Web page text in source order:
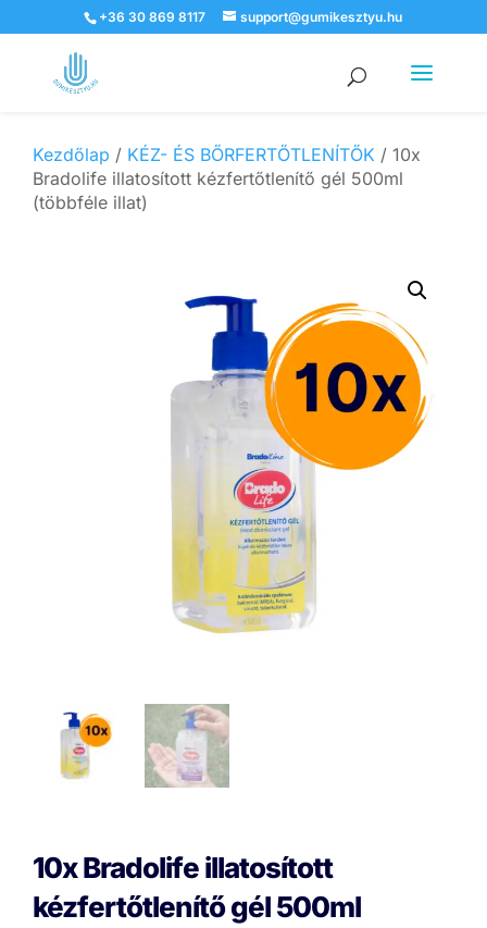
+36 30 869 8117 support@gumikesztyu.hu
Products
search
Kezdőlap / KÉZ- ÉS BŐRFERTŐTLENÍTŐK / 10x
Bradolife illatosított kézfertőtlenítő gél 500ml
(többféle illat)
10x Bradolife illatosított
kézfertőtlenítő gél 500ml